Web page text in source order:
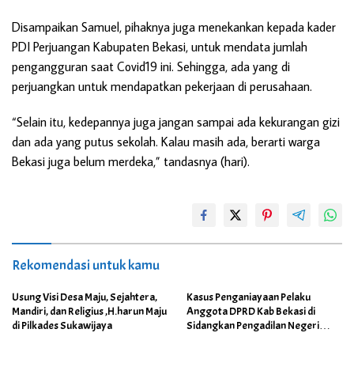
Disampaikan Samuel, pihaknya juga menekankan kepada kader
PDI Perjuangan Kabupaten Bekasi, untuk mendata jumlah
pengangguran saat Covid19 ini. Sehingga, ada yang di
perjuangkan untuk mendapatkan pekerjaan di perusahaan.
“Selain itu, kedepannya juga jangan sampai ada kekurangan gizi
dan ada yang putus sekolah. Kalau masih ada, berarti warga
Bekasi juga belum merdeka,” tandasnya (hari).
Rekomendasi untuk kamu
Usung Visi Desa Maju, Sejahtera,
Mandiri, dan Religius ,H.harun Maju
di Pilkades Sukawijaya
Kasus Penganiayaan Pelaku
Anggota DPRD Kab Bekasi di
Sidangkan Pengadilan Negeri